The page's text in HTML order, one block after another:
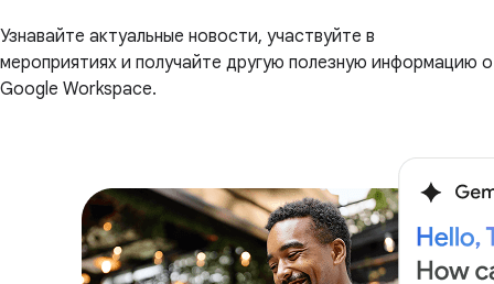
Узнавайте актуальные новости, участвуйте в
мероприятиях и получайте другую полезную информацию о
Google Workspace.